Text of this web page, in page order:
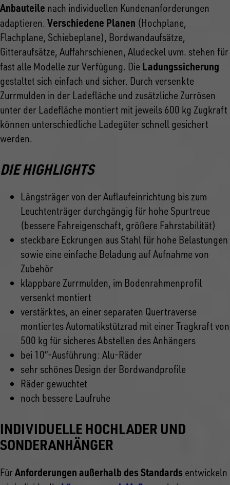
Anbauteile nach individuellen Kundenanforderungen
adaptieren. Verschiedene Planen (Hochplane,
Flachplane, Schiebeplane), Bordwandaufsätze,
Gitteraufsätze, Auffahrschienen, Aludeckel uvm. stehen für
fast alle Modelle zur Verfügung. Die Ladungssicherung
gestaltet sich einfach und sicher. Durch versenkte
Zurrmulden in der Ladefläche und zusätzliche Zurrösen
unter der Ladefläche montiert mit jeweils 600 kg Zugkraft
können unterschiedliche Ladegüter schnell gesichert
werden.
DIE HIGHLIGHTS
Längsträger von der Auflaufeinrichtung bis zum
Leuchtenträger durchgängig für hohe Spurtreue
(bessere Fahreigenschaft, größere Fahrstabilität)
steckbare Eckrungen aus Stahl für hohe Belastungen
sowie eine einfache Beladung auf Aufnahme von
Zubehör
klappbare Zurrmulden, im Bodenrahmenprofil
versenkt montiert
verstärktes, an einer separaten Quertraverse
montiertes Automatikstützrad mit einer Tragkraft von
500 kg für sicheres Abstellen des Anhängers
bei 10“-Ausführung: Alu-Räder
sehr schönes Design der Bordwandprofile
Räder gewuchtet
noch bessere Laufruhe
INDIVIDUELLE HOCHLADER UND
SONDERANHÄNGER
Für Anforderungen außerhalb des Standards entwickeln